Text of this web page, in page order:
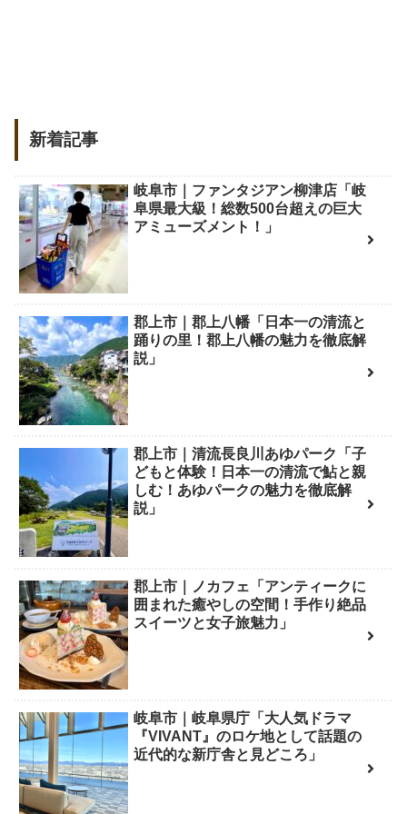
新着記事
岐阜市｜ファンタジアン柳津店「岐
阜県最大級！総数500台超えの巨大
アミューズメント！」
郡上市｜郡上八幡「日本一の清流と
踊りの里！郡上八幡の魅力を徹底解
説」
郡上市｜清流長良川あゆパーク「子
どもと体験！日本一の清流で鮎と親
しむ！あゆパークの魅力を徹底解
説」
郡上市｜ノカフェ「アンティークに
囲まれた癒やしの空間！手作り絶品
スイーツと女子旅魅力」
岐阜市｜岐阜県庁「大人気ドラマ
『VIVANT』のロケ地として話題の
近代的な新庁舎と見どころ」